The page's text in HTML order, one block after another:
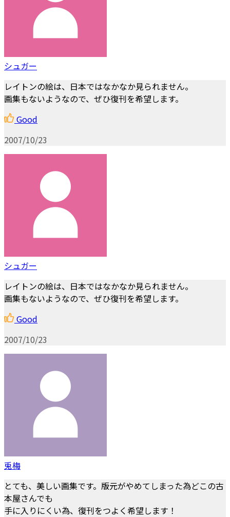
シュガー
レイトンの絵は、日本ではなかなか見られません。
画集もないようなので、ぜひ復刊を希望します。
Good
2007/10/23
シュガー
レイトンの絵は、日本ではなかなか見られません。
画集もないようなので、ぜひ復刊を希望します。
Good
2007/10/23
兎梅
とても、美しい画集です。版元がやめてしまった為どこの古
本屋さんでも
手に入りにくい為、復刊をつよく希望します！